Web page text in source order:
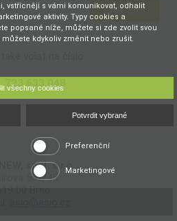
Odeslat
723 633 048
spol. s r.o.
552/45
vstřícněji s vámi komunikovat, odhalit
aktivity. Typy cookies a
popsané níže, můžete si zde zvolit svou
kdykoliv změnit nebo zrušit.
Potvrdit vybrané
všechny cookies
Preferenční
Marketingové